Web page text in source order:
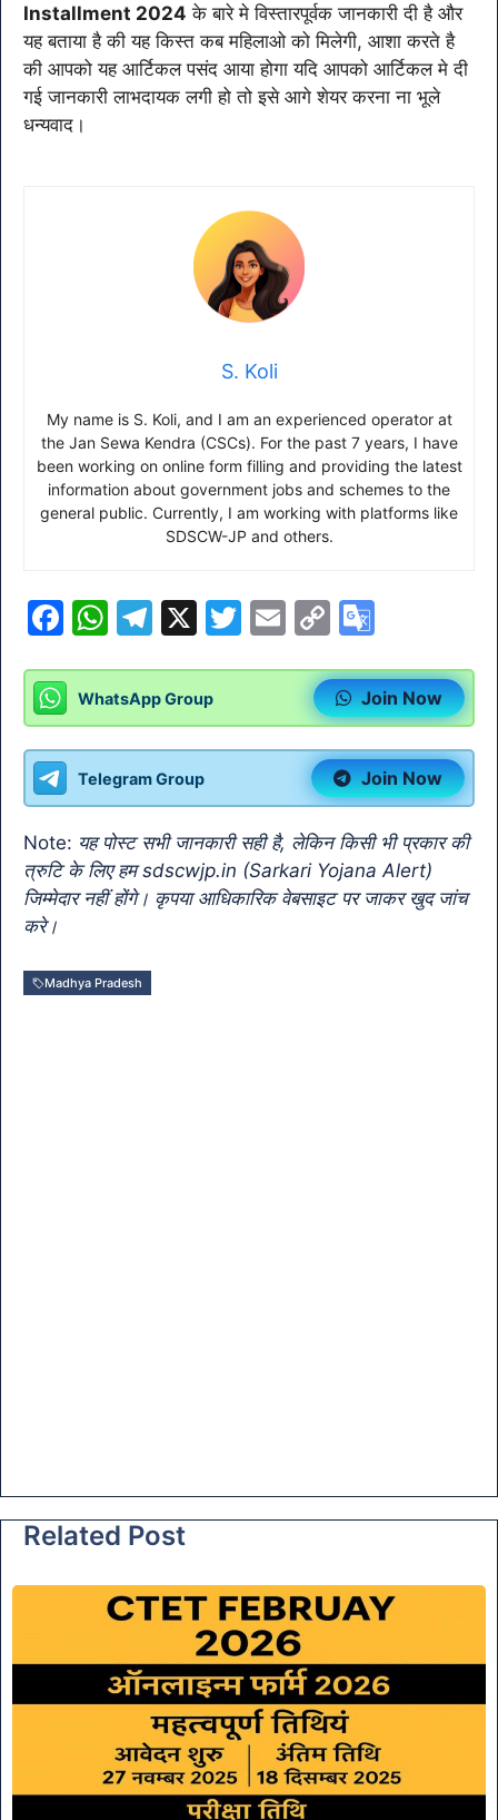
Installment 2024 के बारे मे विस्तारपूर्वक जानकारी दी है और
यह बताया है की यह किस्त कब महिलाओ को मिलेगी, आशा करते है
की आपको यह आर्टिकल पसंद आया होगा यदि आपको आर्टिकल मे दी
गई जानकारी लाभदायक लगी हो तो इसे आगे शेयर करना ना भूले
धन्यवाद।
S. Koli
My name is S. Koli, and I am an experienced operator at
the Jan Sewa Kendra (CSCs). For the past 7 years, I have
been working on online form filling and providing the latest
information about government jobs and schemes to the
general public. Currently, I am working with platforms like
SDSCW-JP and others.
F
c
e
b
o
o
k
W
at
s
A
p
p
T
e
gr
a
m
X
T
er
E
ai
l
C
p
y
Li
n
k
o
gl
e
Tr
a
n
sl
WhatsApp Group Join Now
Telegram Group Join Now
Note: यह पोस्ट सभी जानकारी सही है, लेकिन किसी भी प्रकार की
त्रुटि के लिए हम sdscwjp.in (Sarkari Yojana Alert)
जिम्मेदार नहीं होंगे। कृपया आधिकारिक वेबसाइट पर जाकर खुद जांच
करे।
Madhya Pradesh
Related Post